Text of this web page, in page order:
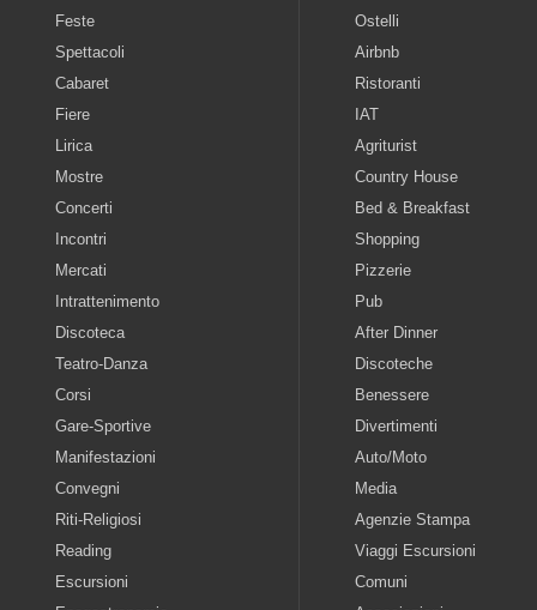
Feste
Spettacoli
Cabaret
Fiere
Lirica
Mostre
Concerti
Incontri
Mercati
Intrattenimento
Discoteca
Teatro-Danza
Corsi
Gare-Sportive
Manifestazioni
Convegni
Riti-Religiosi
Reading
Escursioni
Ostelli
Airbnb
Ristoranti
IAT
Agriturist
Country House
Bed & Breakfast
Shopping
Pizzerie
Pub
After Dinner
Discoteche
Benessere
Divertimenti
Auto/Moto
Media
Agenzie Stampa
Viaggi Escursioni
Comuni